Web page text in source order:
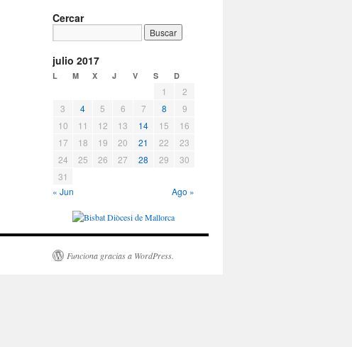
Cercar
julio 2017
L M X J V S D
1
2
3
4 5 6 7 8
9
10
11 12 13 14 15
16
17
18 19 20 21 22
23
24
25 26 27 28 29
30
31
« Jun
Ago »
Funciona gracias a WordPress.